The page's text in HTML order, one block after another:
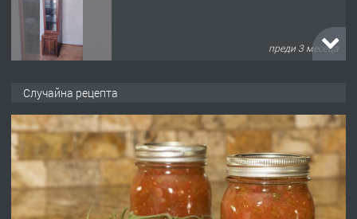
преди 3 месеца
преди 10 месеца
ПРЕДЛАГА
Професионална броячна машина -
със сертификат от ЕЦБ
Случайна рецепта